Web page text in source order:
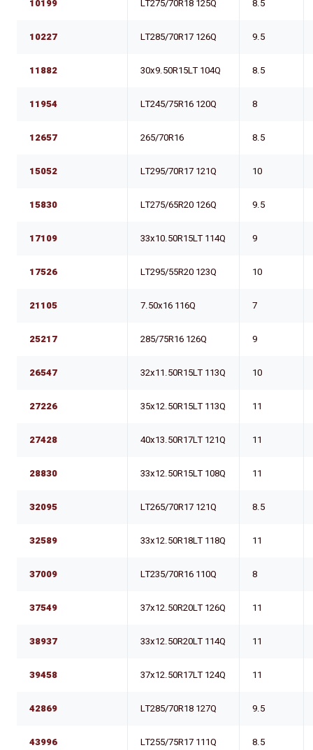
10199 LT275/70R18 125Q 8.5
10227 LT285/70R17 126Q 9.5
11882 30x9.50R15LT 104Q 8.5
11954 LT245/75R16 120Q 8
12657 265/70R16 8.5
15052 LT295/70R17 121Q 10
15830 LT275/65R20 126Q 9.5
17109 33x10.50R15LT 114Q 9
17526 LT295/55R20 123Q 10
21105 7.50x16 116Q 7
25217 285/75R16 126Q 9
26547 32x11.50R15LT 113Q 10
27226 35x12.50R15LT 113Q 11
27428 40x13.50R17LT 121Q 11
28830 33x12.50R15LT 108Q 11
32095 LT265/70R17 121Q 8.5
32589 33x12.50R18LT 118Q 11
37009 LT235/70R16 110Q 8
37549 37x12.50R20LT 126Q 11
38937 33x12.50R20LT 114Q 11
39458 37x12.50R17LT 124Q 11
42869 LT285/70R18 127Q 9.5
43996 LT255/75R17 111Q 8.5